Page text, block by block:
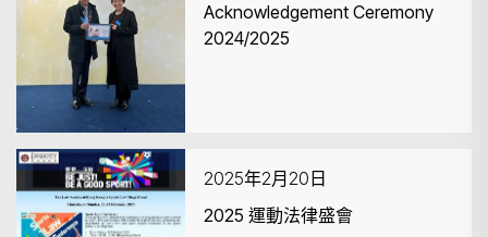
Acknowledgement Ceremony
2024/2025
2025年2月20日
2025 運動法律盛會